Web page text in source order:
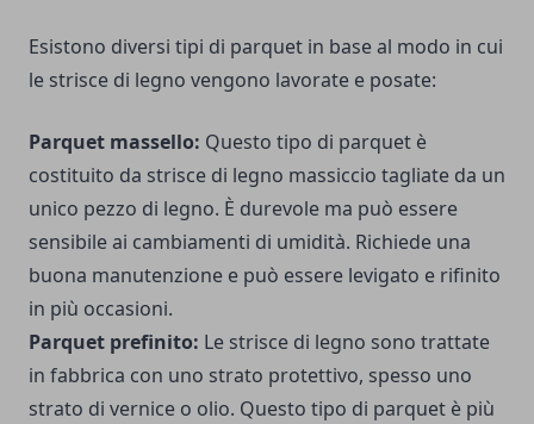
Esistono diversi tipi di parquet in base al modo in cui
le strisce di legno vengono lavorate e posate:
Parquet massello: Questo tipo di parquet è
costituito da strisce di legno massiccio tagliate da un
unico pezzo di legno. È durevole ma può essere
sensibile ai cambiamenti di umidità. Richiede una
buona manutenzione e può essere levigato e rifinito
in più occasioni.
Parquet prefinito: Le strisce di legno sono trattate
in fabbrica con uno strato protettivo, spesso uno
strato di vernice o olio. Questo tipo di parquet è più